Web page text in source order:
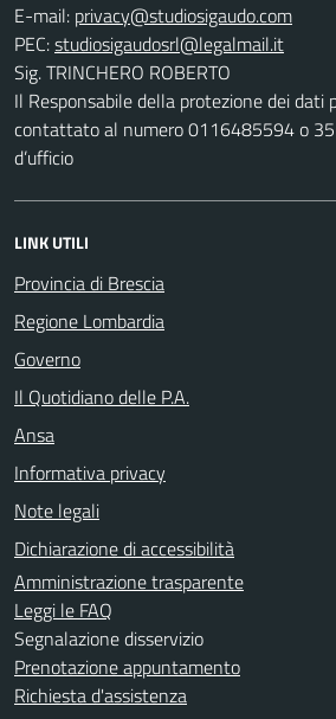
E-mail:
PEC:
Sig. TRINCHERO ROBERTO
Il Responsabile della protezione dei dati
contattato al numero 0116485594 o
d’ufficio
LINK UTILI
Provincia di Brescia
Regione Lombardia
Governo
Il Quotidiano delle P.A.
Ansa
Informativa privacy
Note legali
Dichiarazione di accessibilità
Amministrazione trasparente
Leggi le FAQ
Segnalazione disservizio
Prenotazione appuntamento
Richiesta d'assistenza